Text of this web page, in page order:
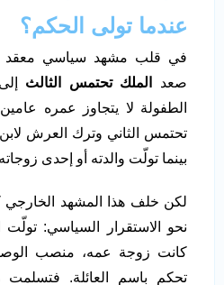
عندما تولى الحكم؟
صعد
الملك تحتمس الثالث
الطفولة لا يتجاوز عمره
تحتمس الثاني وترك العرش
بينما تولّت والدته أو إحدى
لكن خلف هذا المشهد الخارجي
نحو الاستقرار السياسي:
كانت زوجة عمه، منصب
تحكم باسم العائلة. فتسلمت